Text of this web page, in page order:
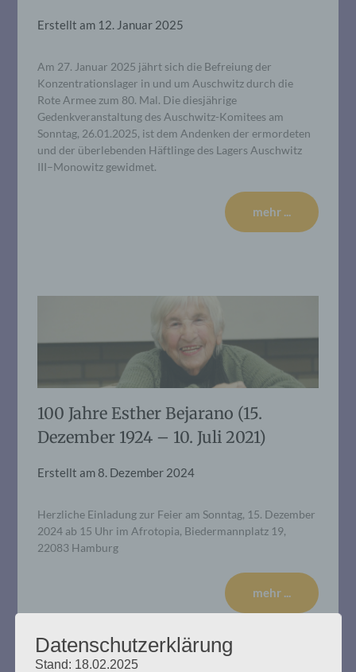
Erstellt am 12. Januar 2025
Am 27. Januar 2025 jährt sich die Befreiung der
Konzentrationslager in und um Auschwitz durch die
Rote Armee zum 80. Mal. Die diesjährige
Gedenkveranstaltung des Auschwitz-Komitees am
Sonntag, 26.01.2025, ist dem Andenken der ermordeten
und der überlebenden Häftlinge des Lagers Auschwitz
III–Monowitz gewidmet.
mehr ...
100 Jahre Esther Bejarano (15.
Dezember 1924 – 10. Juli 2021)
Erstellt am8. Dezember 2024
Herzliche Einladung zur Feier am Sonntag, 15. Dezember
2024 ab 15 Uhr im Afrotopia, Biedermannplatz 19,
22083 Hamburg
mehr ...
Datenschutzerklärung
Stand: 18.02.2025